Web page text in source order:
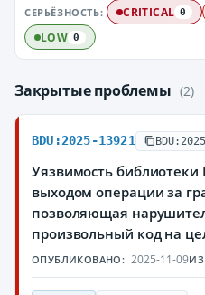
СЕРЬЁЗНОСТЬ: CRITICAL 0
LOW 0
Закрытые проблемы (2)
BDU:2025-13921
Уязвимость библиотеки
выходом операции за
позволяющая
произвольный код на
ОПУБЛИКОВАНО: 2025-11-09